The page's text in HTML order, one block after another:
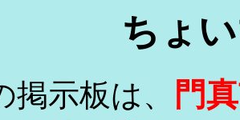
ちょ
掲示板は、
門